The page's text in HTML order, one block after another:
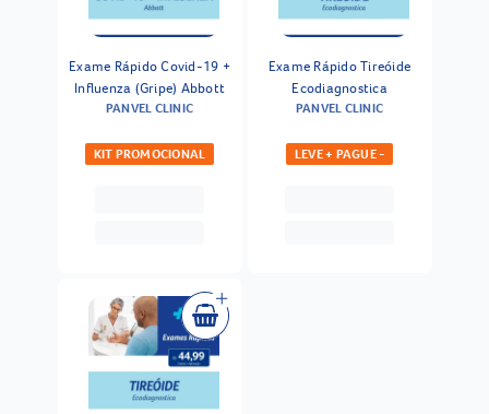
Exame Rápido Covid-19 +
Influenza (Gripe) Abbott
PANVEL CLINIC
KIT PROMOCIONAL
Exame Rápido Tireóide
Ecodiagnostica
PANVEL CLINIC
LEVE + PAGUE -